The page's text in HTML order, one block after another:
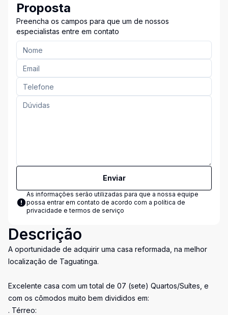
Proposta
Preencha os campos para que um de nossos
especialistas entre em contato
Enviar
As informações serão utilizadas para que a nossa equipe
possa entrar em contato de acordo com a política de
privacidade e termos de serviço
Descrição
A oportunidade de adquirir uma casa reformada, na melhor
localização de Taguatinga.
Excelente casa com um total de 07 (sete) Quartos/Suítes, e
com os cômodos muito bem divididos em:
. Térreo: